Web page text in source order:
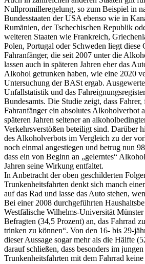
Nullpromilleregelung, so zum Beispiel in
Bundesstaaten der USA ebenso wie in
Rumänien, der Tschechischen Republik
weiteren Staaten wie Frankreich,
Polen, Portugal oder Schweden liegt diese
Fahranfänger, die seit 2007 unter die
lassen auch in späteren Jahren eher das
Alkohol getrunken haben, wie eine 2020
Untersuchung der BASt ergab.
Unfallstatistik und das
Bundesamts. Die Studie zeigt, dass
Fahranfänger ein absolutes Alkoholverbot
späteren Jahren seltener an
Verkehrsverstößen beteiligt sind. Darüber
des Alkoholverbots im Vergleich zu der
noch einmal angestiegen und betrug nun
dass ein von Beginn an „gelerntes“
Jahren seine Wirkung entfaltet.
In Anbetracht der oben geschilderten
Trunkenheitsfahrten denkt sich manch
auf das Rad und lasse das Auto stehen,
Bei einer 2008 durchgeführten
Westfälische Wilhelms-Universität Münster
Befragten (34,5 Prozent) an, das Fahrrad
trinken zu können“. Von den 16- bis 29-
dieser Aussage sogar mehr als die Hälfte
darauf schließen, dass besonders im
Trunkenheitsfahrten mit dem Fahrrad